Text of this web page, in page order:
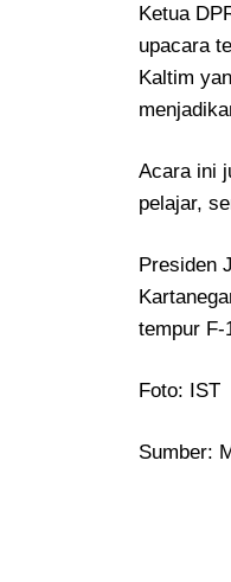
Ketua
upacara
Kaltim
Acara ini
pelajar,
Presiden
tempur F-
Foto: IST
Sumber: